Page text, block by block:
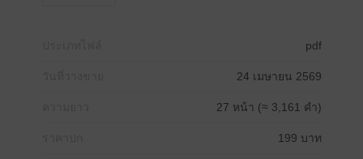
pdf
24 เมษายน 2569
27 หน้า (≈ 3,161 คำ)
199 บาท